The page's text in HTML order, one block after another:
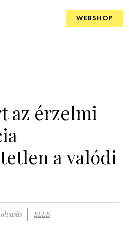
WEBSHOP
az érzelmi
a valódi
ELLE